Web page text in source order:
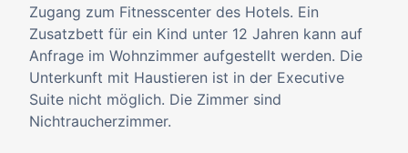
Zugang zum Fitnesscenter des Hotels. Ein
Zusatzbett für ein Kind unter 12 Jahren kann auf
Anfrage im Wohnzimmer aufgestellt werden. Die
Unterkunft mit Haustieren ist in der Executive
Suite nicht möglich. Die Zimmer sind
Nichtraucherzimmer.